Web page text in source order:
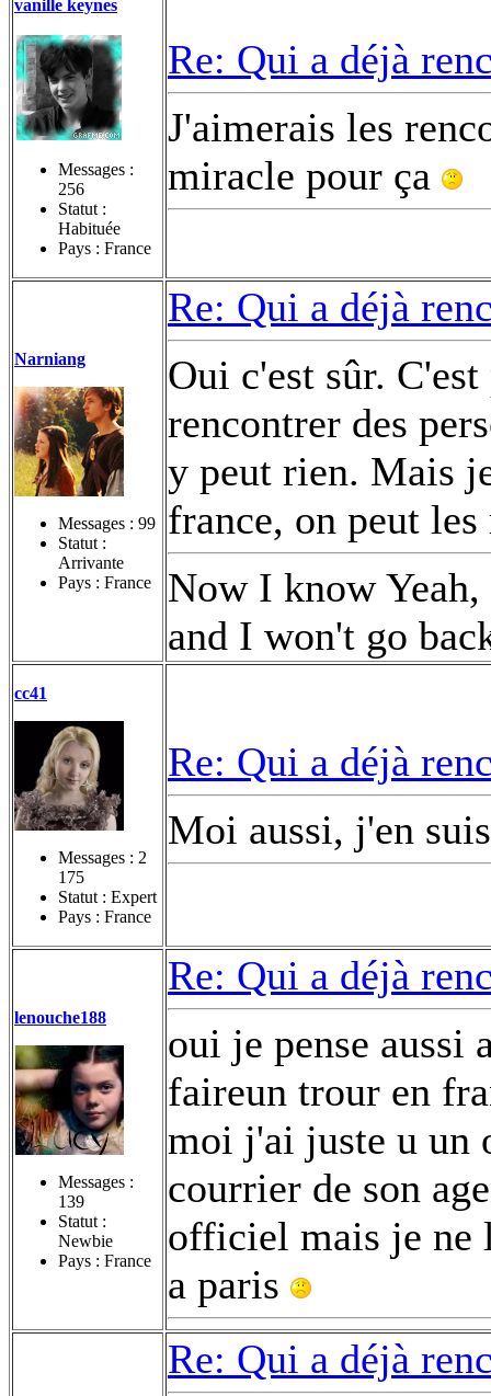
vanille keynes
Messages :
256
Statut :
Habituée
Pays : France
Re: Qui a déjà
J'aimerais les
miracle pour ça
Narniang
Messages : 99
Statut :
Arrivante
Pays : France
Re: Qui a déjà
Oui c'est sûr.
rencontrer des
y peut rien. Mais
france, on peut
Now I know
and I won't go
cc41
Messages : 2
175
Statut : Expert
Pays : France
Re: Qui a déjà
Moi aussi, j'en
lenouche188
Messages :
139
Statut :
Newbie
Pays : France
Re: Qui a déjà
oui je pense aussi
faireun trour en
moi j'ai juste u un
courrier de son
officiel mais je ne
a paris
Re: Qui a déjà